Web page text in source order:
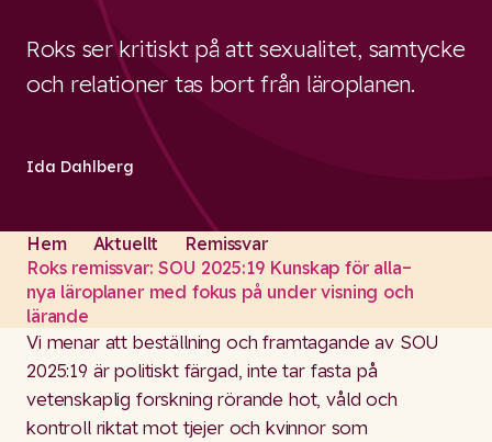
Roks ser kritiskt på att sexualitet, samtycke
och relationer tas bort från läroplanen.
Ida Dahlberg
Hem Aktuellt
Remissvar
Roks remissvar: SOU 2025:19 Kunskap för alla–
nya läroplaner med fokus på under visning och
lärande
Vi menar att beställning och framtagande av SOU
2025:19 är politiskt färgad, inte tar fasta på
vetenskaplig forskning rörande hot, våld och
kontroll riktat mot tjejer och kvinnor som